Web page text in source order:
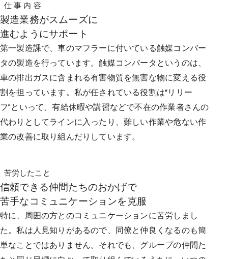
仕 事 内 容
製造業務がスムーズに
進むようにサポート
第一製造課で、車のマフラーに付いている触媒コンバー
タの製造を行っています。触媒コンバータというのは、
車の排出ガスに含まれる有害物質を無害な物に変える役
割を担っています。私が任されている役割は“リリー
フ”といって、有給休暇や講習などで不在の作業者さんの
代わりとしてラインに入ったり、難しい作業や危ない作
業の改善に取り組んだりしています。
苦労したこと
信頼できる仲間たちのおかげで
苦手なコミュニケーションを克服
特に、周囲の方とのコミュニケーションに苦労しまし
た。私は人見知りがあるので、同僚と仲良くなるのも簡
単なことではありません。それでも、グループの仲間た